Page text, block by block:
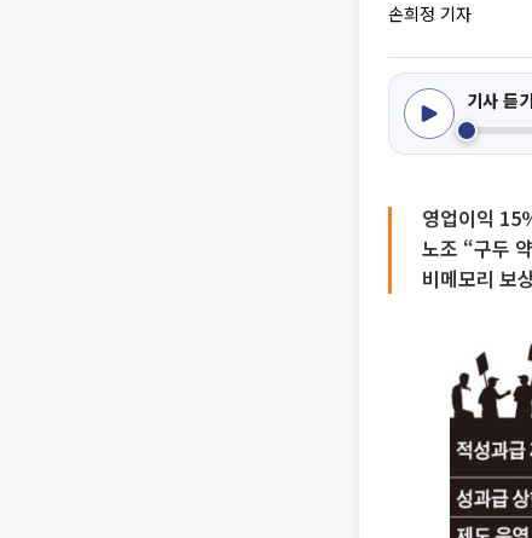
손희정 기자
기사 듣기
영업이익
노조 “구두
비메모리 보